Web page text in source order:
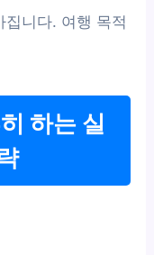
니다. 여행 목적
하는 실